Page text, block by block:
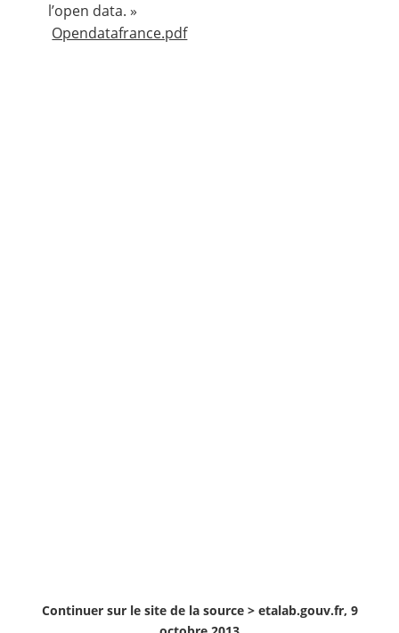
l’open data. »
Opendatafrance.pdf
Continuer sur le site de la source > etalab.gouv.fr, 9